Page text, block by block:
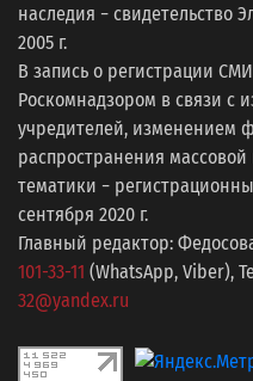
наследия − свидетельство
2005 г.
В запись о регистрации
Роскомнадзором в связи с
учредителей, изменением
распространения
тематики −
сентября 2020 г.
Главный редактор:
101-33-11 (WhatsApp, Viber),
32@yandex.ru